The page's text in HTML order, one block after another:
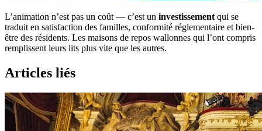
L’animation n’est pas un coût — c’est un investissement qui se
traduit en satisfaction des familles, conformité réglementaire et bien-
être des résidents. Les maisons de repos wallonnes qui l’ont compris
remplissent leurs lits plus vite que les autres.
Articles liés